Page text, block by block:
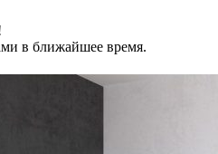
в ближайшее время.